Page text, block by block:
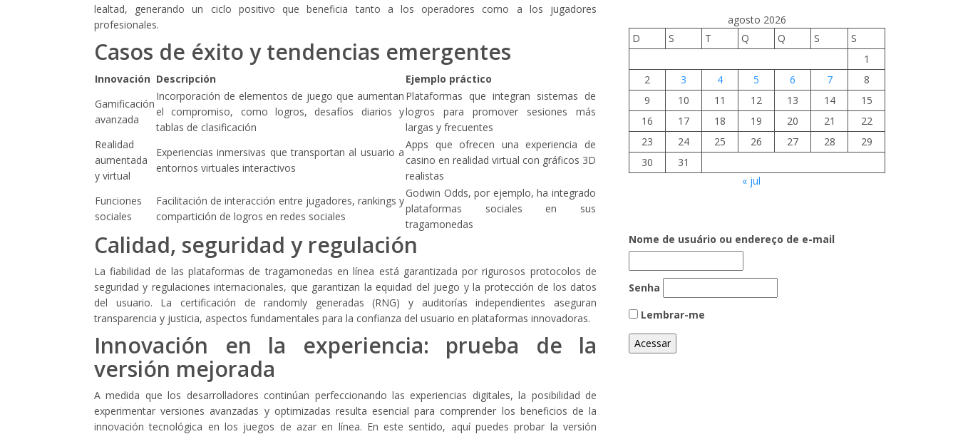
lealtad, generando un ciclo positivo que beneficia tanto a los operadores como a los jugadores
profesionales.
Casos de éxito y tendencias emergentes
Innovación Descripción
Ejemplo práctico
Gamificación
avanzada
Incorporación de elementos de juego que aumentan
el compromiso, como logros, desafíos diarios y
tablas de clasificación
Plataformas que integran sistemas de
logros para promover sesiones más
largas y frecuentes
Realidad
aumentada
y virtual
Experiencias inmersivas que transportan al usuario a
entornos virtuales interactivos
Apps que ofrecen una experiencia de
casino en realidad virtual con gráficos 3D
realistas
Funciones
sociales
Facilitación de interacción entre jugadores, rankings y
compartición de logros en redes sociales
Godwin Odds, por ejemplo, ha integrado
plataformas sociales en sus
tragamonedas
Calidad, seguridad y regulación
La fiabilidad de las plataformas de tragamonedas en línea está garantizada por rigurosos protocolos de
seguridad y regulaciones internacionales, que garantizan la equidad del juego y la protección de los datos
del usuario. La certificación de randomly generadas (RNG) y auditorías independientes aseguran
transparencia y justicia, aspectos fundamentales para la confianza del usuario en plataformas innovadoras.
Innovación en la experiencia: prueba de la
versión mejorada
A medida que los desarrolladores continúan perfeccionando las experiencias digitales, la posibilidad de
experimentar versiones avanzadas y optimizadas resulta esencial para comprender los beneficios de la
innovación tecnológica en los juegos de azar en línea. En este sentido, aquí puedes probar la versión
agosto 2026
D
S T Q Q S
S
1
2
3 4 5 6 7
8
9
10 11 12 13 14
15
16
17 18 19 20 21
22
23
24 25 26 27 28
29
30
31
« jul
Nome de usuário ou endereço de e-mail
Senha
Lembrar-me